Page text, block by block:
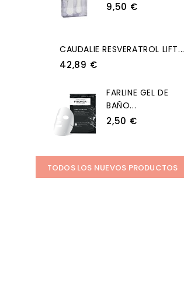
9,50 €
CAUDALIE RESVERATROL LIFT...
42,89 €
FARLINE GEL DE
BAÑO...
2,50 €
TODOS LOS NUEVOS PRODUCTOS